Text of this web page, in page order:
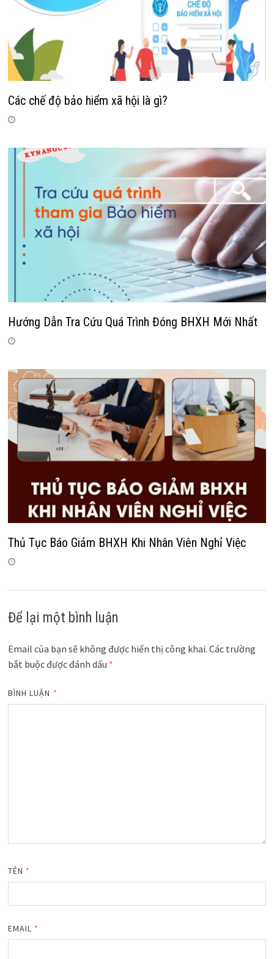
Các chế độ bảo hiểm xã hội là gì?
Hướng Dẫn Tra Cứu Quá Trình Đóng BHXH Mới Nhất
Thủ Tục Báo Giảm BHXH Khi Nhân Viên Nghỉ Việc
Để lại một bình luận
Email của bạn sẽ không được hiển thị công khai. Các trường
bắt buộc được đánh dấu *
BÌNH LUẬN *
TÊN *
EMAIL *